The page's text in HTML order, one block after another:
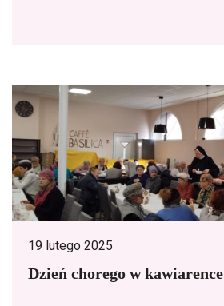
19 lutego 2025
Dzień chorego w kawiarence